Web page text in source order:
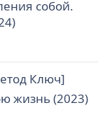
собой.
Ключ]
жизнь (2023)